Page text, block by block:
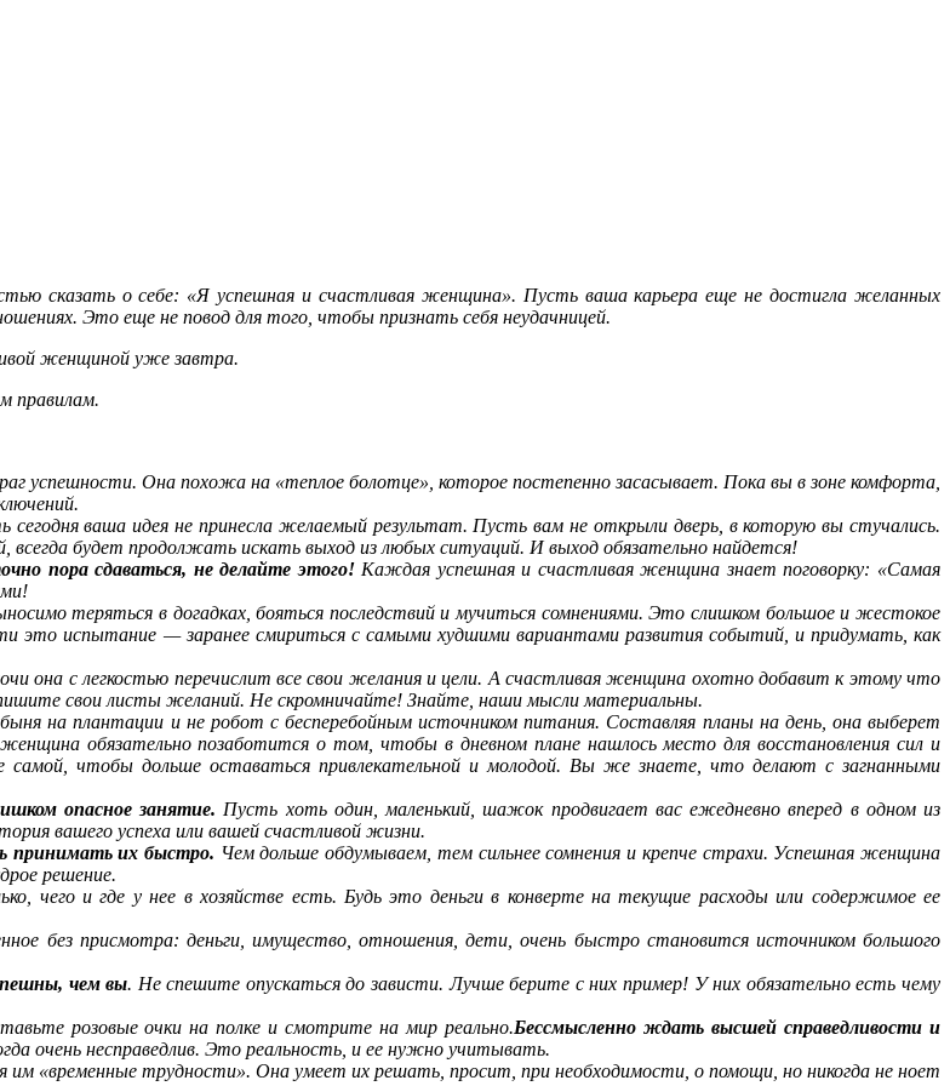
сказать о себе: «Я успешная и счастливая женщина». Пусть ваша карьера еще не достигла желанных
Это еще не повод для того, чтобы признать себя неудачницей.
женщиной уже завтра.
правилам.
успешности. Она похожа на «теплое болотце», которое постепенно засасывает. Пока вы в зоне комфорта,
сегодня ваша идея не принесла желаемый результат. Пусть вам не открыли дверь, в которую вы стучались.
будет продолжать искать выход из любых ситуаций. И выход обязательно найдется!
пора сдаваться, не делайте этого!Каждая успешная и счастливая женщина знает поговорку: «Самая
теряться в догадках, бояться последствий и мучиться сомнениями. Это слишком большое и жестокое
это испытание — заранее смириться с самыми худшими вариантами развития событий, и придумать, как
она с легкостью перечислит все свои желания и цели. А счастливая женщина охотно добавит к этому что
свои листы желаний. Не скромничайте! Знайте, наши мысли материальны.
на плантации и не робот с бесперебойным источником питания. Составляя планы на день, она выберет
обязательно позаботится о том, чтобы в дневном плане нашлось место для восстановления сил и
чтобы дольше оставаться привлекательной и молодой. Вы же знаете, что делают с загнанными
опасное занятие. Пусть хоть один, маленький, шажок продвигает вас ежедневно вперед в одном из
вашего успеха или вашей счастливой жизни.
принимать их быстро. Чем дольше обдумываем, тем сильнее сомнения и крепче страхи. Успешная женщина
решение.
чего и где у нее в хозяйстве есть. Будь это деньги в конверте на текущие расходы или содержимое ее
без присмотра: деньги, имущество, отношения, дети, очень быстро становится источником большого
чем вы. Не спешите опускаться до зависти. Лучше берите с них пример! У них обязательно есть чему
розовые очки на полке и смотрите на мир реально.Бессмысленно ждать высшей справедливости и
очень несправедлив. Это реальность, и ее нужно учитывать.
«временные трудности». Она умеет их решать, просит, при необходимости, о помощи, но никогда не ноет